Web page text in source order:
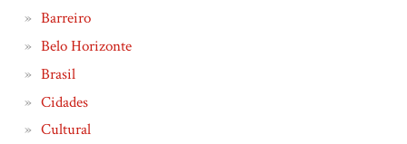
Barreiro
Belo Horizonte
Brasil
Cidades
Cultural